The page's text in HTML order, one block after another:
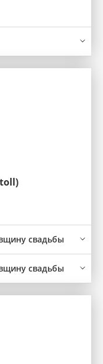
свадьбы
свадьбы